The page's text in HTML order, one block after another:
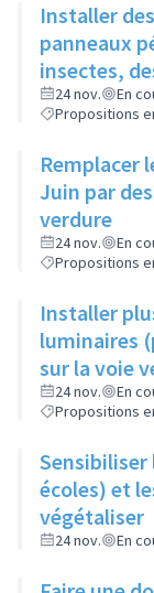
Installer
panneaux
insectes,
pour
Château à
24 nov.
En
Propositions
Remplacer
Juin par
verdure
24 nov.
En
Propositions
Installer
luminaires
sur la voie
et la rue
24 nov.
En
Propositions
écoles) et
végétaliser
24 nov. En